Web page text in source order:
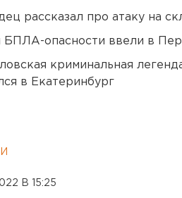
рассказал про атаку на
БПЛА-опасности ввели в
криминальная
в Екатеринбург
В 15:25